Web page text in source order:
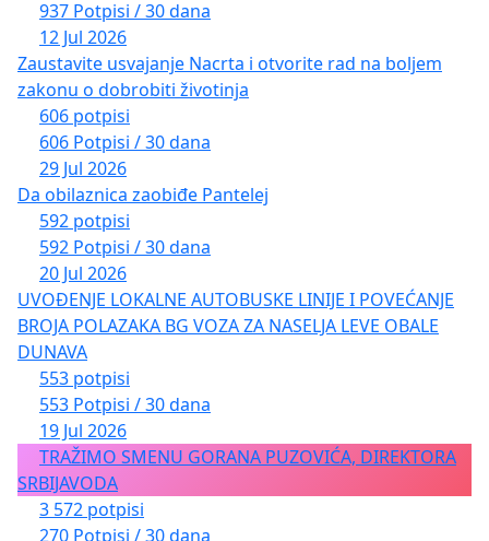
937 Potpisi / 30 dana
12 Jul 2026
Zaustavite usvajanje Nacrta i otvorite rad na boljem
zakonu o dobrobiti životinja
606 potpisi
606 Potpisi / 30 dana
29 Jul 2026
Da obilaznica zaobiđe Pantelej
592 potpisi
592 Potpisi / 30 dana
20 Jul 2026
UVOĐENJE LOKALNE AUTOBUSKE LINIJE I POVEĆANJE
BROJA POLAZAKA BG VOZA ZA NASELJA LEVE OBALE
DUNAVA
553 potpisi
553 Potpisi / 30 dana
19 Jul 2026
TRAŽIMO SMENU GORANA PUZOVIĆA, DIREKTORA
SRBIJAVODA
3 572 potpisi
270 Potpisi / 30 dana